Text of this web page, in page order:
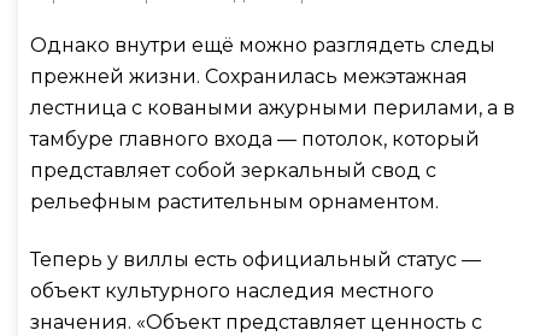
Однако внутри ещё можно разглядеть следы
прежней жизни. Сохранилась межэтажная
лестница с коваными ажурными перилами, а в
тамбуре главного входа — потолок, который
представляет собой зеркальный свод с
рельефным растительным орнаментом.
Теперь у виллы есть официальный статус —
объект культурного наследия местного
значения. «Объект представляет ценность с